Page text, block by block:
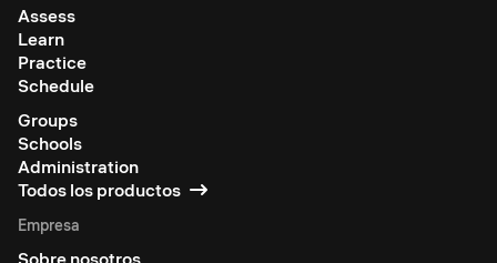
Assess
Learn
Practice
Schedule
Groups
Schools
Administration
Todos los productos
Empresa